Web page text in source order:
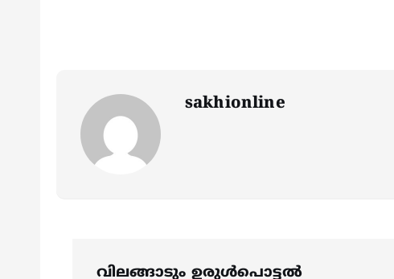
sakhionline
വിലങ്ങാടും ഉരുൾപൊട്ടൽ